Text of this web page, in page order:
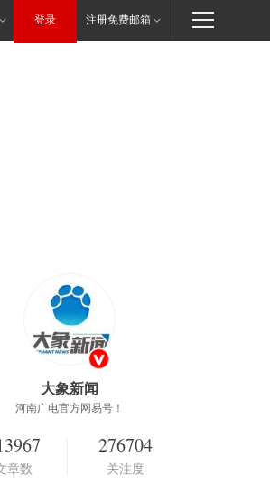
登录 注册免费邮箱
大象新闻
河南广电官方网易号！
章数
276704
关注度